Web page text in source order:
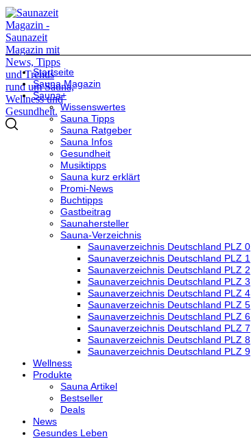
Startseite
Sauna Magazin
Sauna+
Wissenswertes
Sauna Tipps
Sauna Ratgeber
Sauna Infos
Gesundheit
Musiktipps
Sauna kurz erklärt
Promi-News
Buchtipps
Gastbeitrag
Saunahersteller
Sauna-Verzeichnis
Saunaverzeichnis Deutschland PLZ 0
Saunaverzeichnis Deutschland PLZ 1
Saunaverzeichnis Deutschland PLZ 2
Saunaverzeichnis Deutschland PLZ 3
Saunaverzeichnis Deutschland PLZ 4
Saunaverzeichnis Deutschland PLZ 5
Saunaverzeichnis Deutschland PLZ 6
Saunaverzeichnis Deutschland PLZ 7
Saunaverzeichnis Deutschland PLZ 8
Saunaverzeichnis Deutschland PLZ 9
Wellness
Produkte
Sauna Artikel
Bestseller
Deals
News
Gesundes Leben